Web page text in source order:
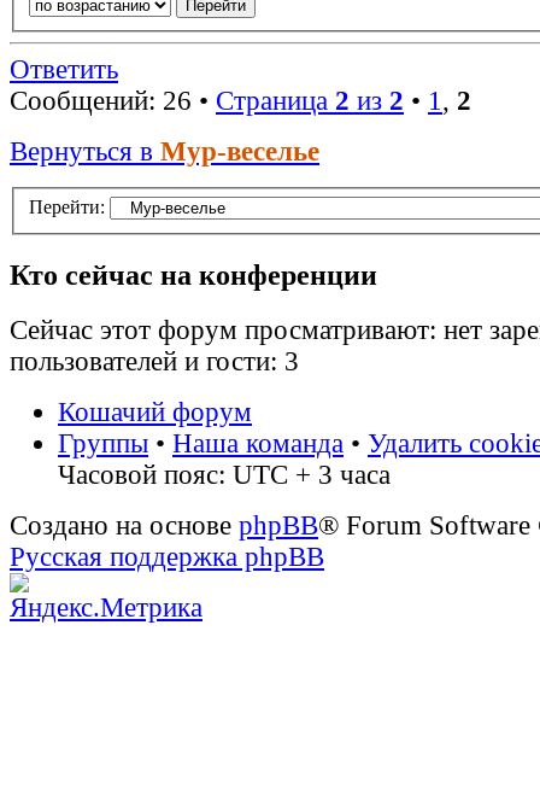
Ответить
Сообщений: 26 • Страница 2 из 2 • 1 , 2
Вернуться в Мур-веселье
Перейти:
Кто сейчас на конференции
Сейчас этот форум просматривают: нет
пользователей и гости: 3
Кошачий форум
Группы • Наша команда • Удалить
Часовой пояс: UTC + 3 часа
Создано на основе phpBB® Forum
Русская поддержка phpBB